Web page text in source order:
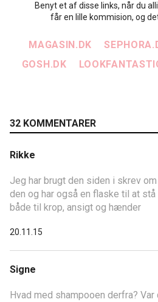
Benyt et af disse links, når du
får en lille kommision, og
MAGASIN.DK
GOSH.DK
32 KOMMENTARER
Rikke
Jeg har brugt den siden i skrev
den og har også en flaske til at
både til krop, ansigt og hænder
20.11.15
Signe
Hvad med shampooen derfra?